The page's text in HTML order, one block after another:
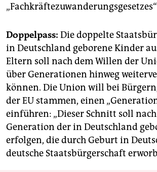
Doppelpass: Die doppelte
in Deutschland geborene Kinder
Eltern soll nach dem Willen der
über Generationen hinweg
können. Die Union will bei
der EU stammen, einen
einführen: „Dieser Schnitt soll
Generation der in Deutschland
erfolgen, die durch Geburt in
deutsche Staatsbürgerschaft